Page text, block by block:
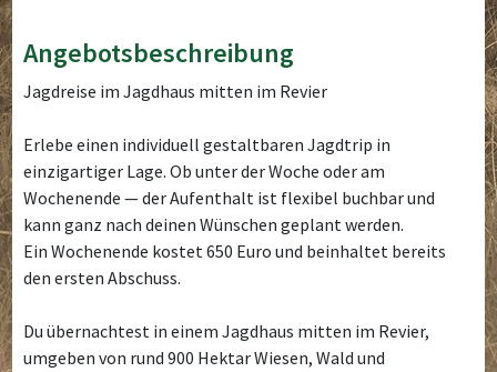
Angebotsbeschreibung
Jagdreise im Jagdhaus mitten im Revier
Erlebe einen individuell gestaltbaren Jagdtrip in
einzigartiger Lage. Ob unter der Woche oder am
Wochenende — der Aufenthalt ist flexibel buchbar und
kann ganz nach deinen Wünschen geplant werden.
Ein Wochenende kostet 650 Euro und beinhaltet bereits
den ersten Abschuss.
Du übernachtest in einem Jagdhaus mitten im Revier,
umgeben von rund 900 Hektar Wiesen, Wald und